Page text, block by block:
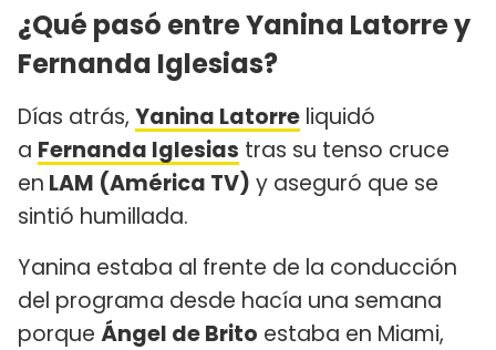
¿Qué pasó entre Yanina Latorre y
Fernanda Iglesias?
Días atrás, Yanina Latorre liquidó
a Fernanda Iglesias tras su tenso cruce
en LAM (América TV) y aseguró que se
sintió humillada.
Yanina estaba al frente de la conducción
del programa desde hacía una semana
porque Ángel de Brito estaba en Miami,